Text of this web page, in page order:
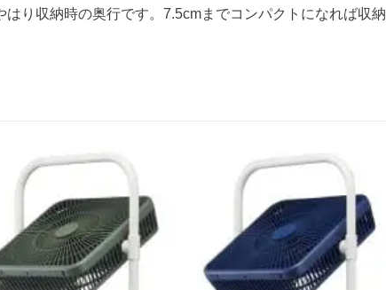
り収納時の奥行です。7.5cmまでコンパクトになれば収納